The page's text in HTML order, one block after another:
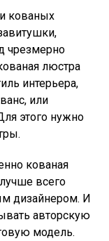
кованых
чрезмерно
люстра
интерьера,
или
этого нужно
кованая
всего
дизайнером. И
авторскую
модель.